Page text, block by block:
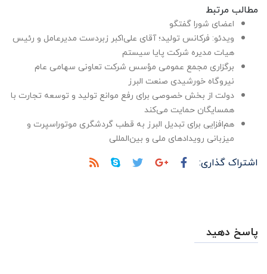
مطالب مرتبط
اعضای شورا گفتگو
ویدئو: فرکانس تولید؛ آقای علی‌اکبر زبردست مدیرعامل و رئیس
هیات مدیره شرکت پایا سیستم
برگزاری مجمع عمومی مؤسس شرکت تعاونی سهامی عام
نیروگاه خورشیدی صنعت البرز
دولت از بخش خصوصی برای رفع موانع تولید و توسعه تجارت با
همسایگان حمایت می‌کند
هم‌افزایی برای تبدیل البرز به قطب گردشگری موتوراسپرت و
میزبانی رویدادهای ملی و بین‌المللی
اشتراک گذاری:
پاسخ دهید